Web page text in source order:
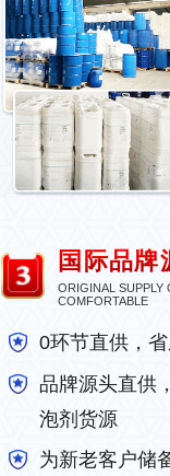
国际品牌
ORIGINAL SUPPLY
COMFORTABLE
0环节直供，
品牌源头直供
泡剂货源
为新老客户储